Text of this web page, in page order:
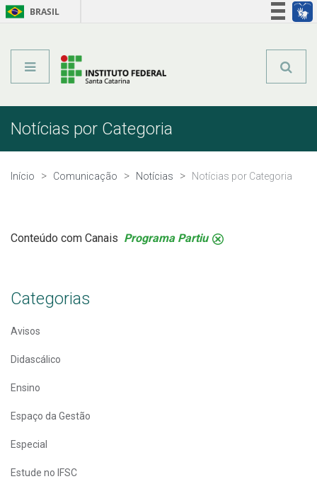
BRASIL
Notícias por Categoria
Início Comunicação Notícias Notícias por Categoria
Conteúdo com Canais Programa Partiu .
Categorias
Avisos
Didascálico
Ensino
Espaço da Gestão
Especial
Estude no IFSC